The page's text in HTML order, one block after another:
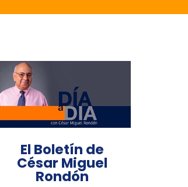
El Boletín de
César Miguel
Rondón